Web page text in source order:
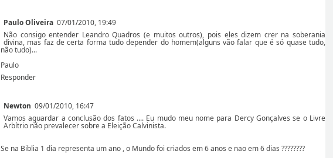
Paulo Oliveira 07/01/2010, 19:49
Não consigo entender Leandro Quadros (e muitos outros), pois eles dizem crer na soberania
divina, mas faz de certa forma tudo depender do homem(alguns vão falar que é só quase tudo,
não tudo)...
Paulo
Responder
Newton 09/01/2010, 16:47
Vamos aguardar a conclusão dos fatos .... Eu mudo meu nome para Dercy Gonçalves se o Livre
Arbítrio não prevalecer sobre a Eleição Calvinista.
Se na Biblia 1 dia representa um ano , o Mundo foi criados em 6 anos e nao em 6 dias ????????